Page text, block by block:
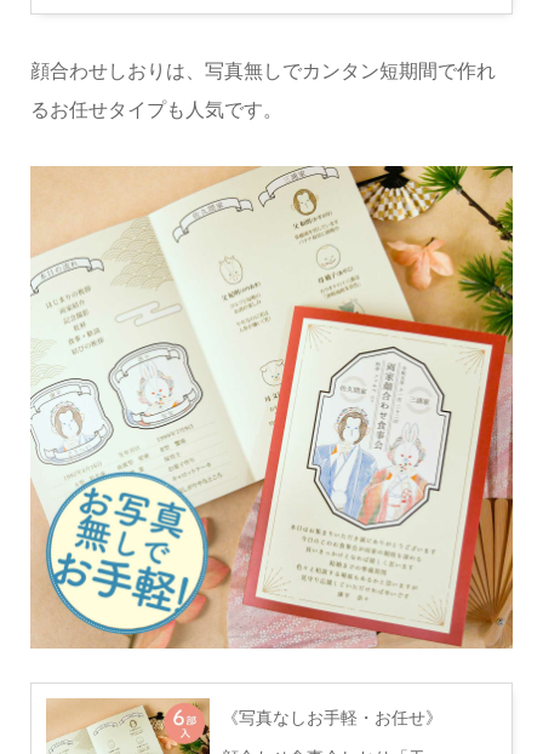
顔合わせしおりは、写真無しでカンタン短期間で作れ
るお任せタイプも人気です。
《写真なしお手軽・お任せ》